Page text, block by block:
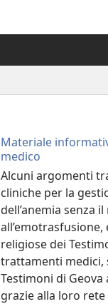
Materiale
medico
Alcuni argomenti
cliniche per la
dell’anemia senza
religiose dei
trattamenti medici,
Testimoni di
grazie alla loro